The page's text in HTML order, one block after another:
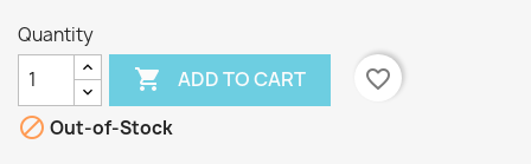
Quantity
 ADD TO CART
favorite_border
 Out-of-Stock